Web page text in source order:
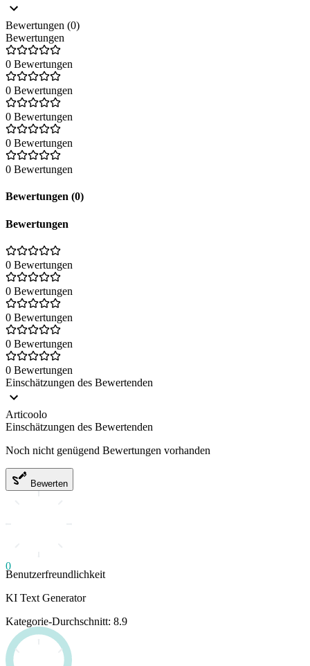
Bewertungen (0)
Bewertungen
0 Bewertungen
0 Bewertungen
0 Bewertungen
0 Bewertungen
0 Bewertungen
Bewertungen (0)
Bewertungen
0 Bewertungen
0 Bewertungen
0 Bewertungen
0 Bewertungen
0 Bewertungen
Einschätzungen des Bewertenden
Articoolo
Einschätzungen des Bewertenden
Noch nicht genügend Bewertungen vorhanden
Bewerten
0
Benutzerfreundlichkeit
KI Text Generator
Kategorie-Durchschnitt: 8.9